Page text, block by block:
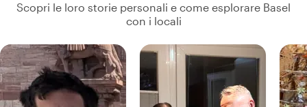
Scopri le loro storie personali e come esplorare Basel
con i locali